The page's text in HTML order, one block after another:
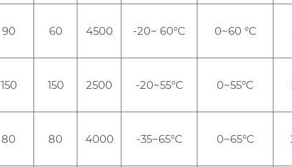
90 60 4500 -20~ 60°C 0~60 °C
150 150 2500 -20~55°C 0~55°C
80 80 4000 -35~65°C 0~65°C